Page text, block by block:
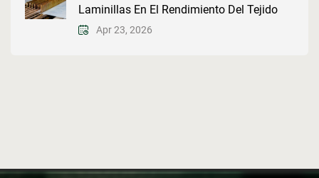
Laminillas En El Rendimiento Del Tejido
Apr 23, 2026